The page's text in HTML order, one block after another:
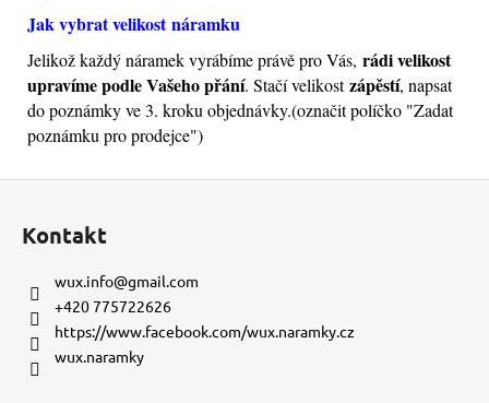
Jak vybrat velikostnáramku
Jelikož každý náramek vyrábíme právě pro Vás, rádi velikost
upravíme podle Vašeho přání. Stačí velikostzápěstí, napsat
do poznámky ve 3. kroku objednávky.(označit políčko "Zadat
poznámku pro prodejce")
Kontakt
wux.info@gmail.com
+420 775722626
https://www.facebook.com/wux.naramky.cz
wux.naramky